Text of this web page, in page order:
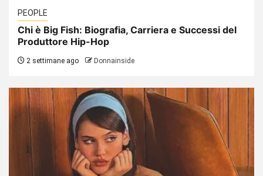
PEOPLE
Chi è Big Fish: Biografia, Carriera e Successi del
Produttore Hip-Hop
2 settimane ago Donnainside